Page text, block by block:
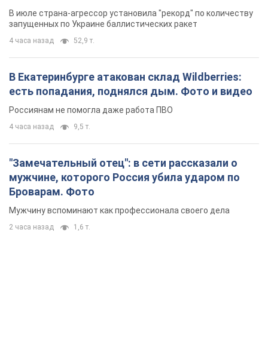
В июле страна-агрессор установила "рекорд" по количеству
запущенных по Украине баллистических ракет
4 часа назад 52,9 т.
В Екатеринбурге атакован склад Wildberries:
есть попадания, поднялся дым. Фото и видео
Россиянам не помогла даже работа ПВО
4 часа назад 9,5 т.
"Замечательный отец": в сети рассказали о
мужчине, которого Россия убила ударом по
Броварам. Фото
Мужчину вспоминают как профессионала своего дела
2 часа назад 1,6 т.